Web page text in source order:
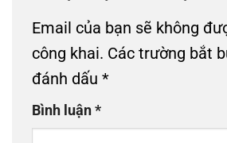
Email của bạn sẽ không
công khai. Các trường bắt
đánh dấu *
Bình luận*